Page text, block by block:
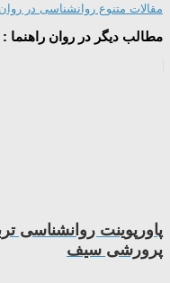
مقالات متنوع روانشناسی در روان
مطالب دیگر در روان راهنما :
پاورپوینت روانشناسی
پرورشی سیف